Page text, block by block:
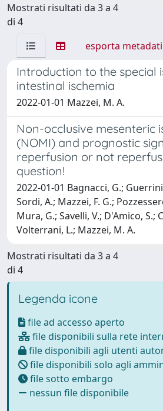
Mostrati risultati da 3 a 4
di 4
esporta metadati
Introduction to the special
intestinal ischemia
2022-01-01 Mazzei, M. A.
Non-occlusive mesenteric
(NOMI) and prognostic
reperfusion or not
question!
2022-01-01 Bagnacci, G.;
Sordi, A.; Mazzei, F. G.;
Mura, G.; Savelli, V.; D'Amico, S.;
Volterrani, L.; Mazzei, M. A.
Mostrati risultati da 3 a 4
di 4
Legenda icone
file ad accesso aperto
file disponibili sulla rete
file disponibili agli utenti
file disponibili solo agli
file sotto embargo
nessun file disponibile